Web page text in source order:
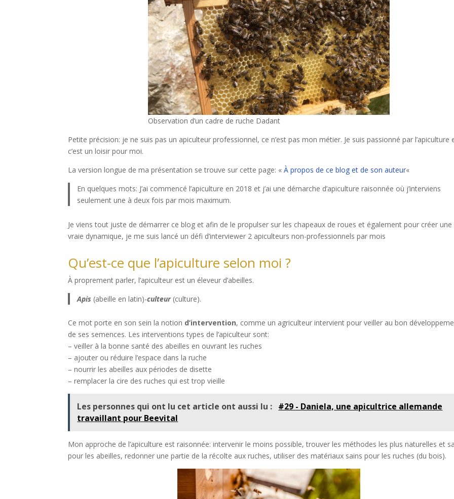
Observation d’un cadre de ruche Dadant
Petite précision: je ne suis pas un apiculteur professionnel, ce n’est pas mon métier. Je suis passionné par l’apiculture
c’est un loisir pour moi.
La version longue de ma présentation se trouve sur cette page: «À propos de ce blog et de son auteur«
En quelques mots: J’ai commencé l’apiculture en 2018 et j’ai une démarche d’apiculture raisonnée où j’interviens
seulement une à deux fois par mois maximum.
Je viens tout juste de démarrer ce blog et afin de le propulser sur les chapeaux de roues et également pour créer une
vraie dynamique, je me suis lancé un défi d’interviewer 2 apiculteurs non-professionnels par mois
Qu’est-ce que l’apiculture selon moi ?
À proprement parler, l’apiculteur est un éleveur d’abeilles.
Apis (abeille en latin)-culteur(culture).
Ce mot porte en son sein la notion d’intervention, comme un agriculteur intervient pour veiller au bon
de ses semences. Les interventions types de l’apiculteur sont:
– veiller à la bonne santé des abeilles en ouvrant les ruches
– ajouter ou réduire l’espace dans la ruche
– nourrir les abeilles aux périodes de disette
– remplacer la cire des ruches qui est trop vieille
Les personnes qui ont lu cet article ont aussi lu : #29 - Daniela, une apicultrice allemande
travaillant pour Beevital
Mon approche de l’apiculture est raisonnée: intervenir le moins possible, trouver les méthodes les plus naturelles et
pour les abeilles, redonner une partie de la récolte aux ruches, utiliser des matériaux sains pour les ruches (du bois).